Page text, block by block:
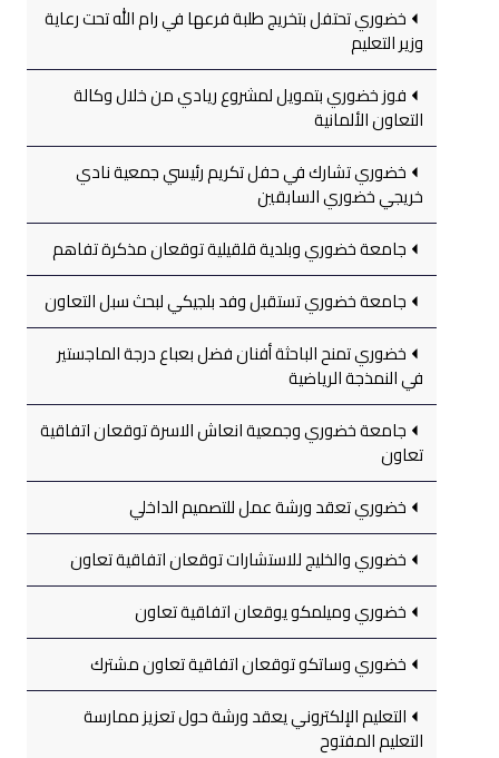
خضوري تحتفل بتخريج طلبة فرعها في رام الله تحت رعاية
وزير التعليم
فوز خضوري بتمويل لمشروع ريادي من خلال وكالة
التعاون الألمانية
خضوري تشارك في حفل تكريم رئيسي جمعية نادي
خريجي خضوري السابقين
جامعة خضوري وبلدية قلقيلية توقعان مذكرة تفاهم
جامعة خضوري تستقبل وفد بلجيكي لبحث سبل التعاون
خضوري تمنح الباحثة أفنان فضل بعباع درجة الماجستير
في النمذجة الرياضية
جامعة خضوري وجمعية انعاش الاسرة توقعان اتفاقية
تعاون
خضوري تعقد ورشة عمل للتصميم الداخلي
خضوري والخليج للاستشارات توقعان اتفاقية تعاون
خضوري وميلمكو يوقعان اتفاقية تعاون
خضوري وساتكو توقعان اتفاقية تعاون مشترك
التعليم الإلكتروني يعقد ورشة حول تعزيز ممارسة
التعليم المفتوح